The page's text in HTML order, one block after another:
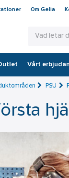
Om Gelia
Vårt
PSU